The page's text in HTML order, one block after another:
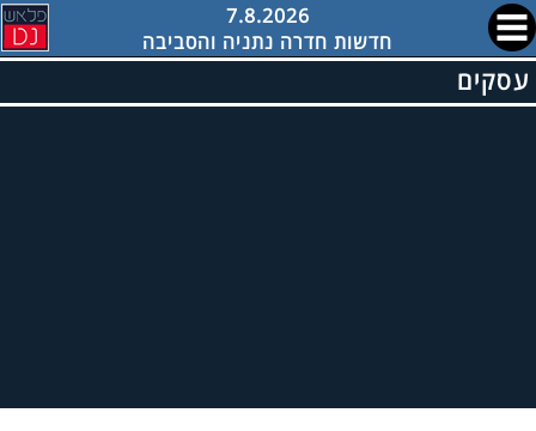
7.8.2026
חדשות חדרה נתניה והסביבה
עסקים